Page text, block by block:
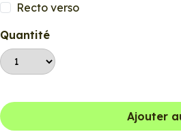
Recto verso
Quantité
Ajouter